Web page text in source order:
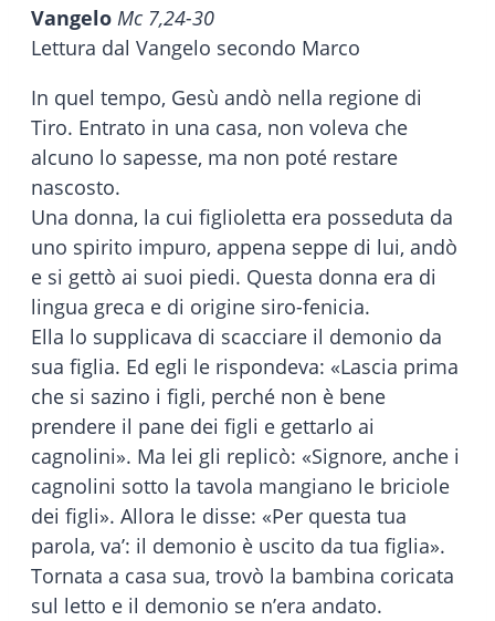
Vangelo Mc 7,24-30
Lettura dal Vangelo secondo Marco
In quel tempo, Gesù andò nella regione di
Tiro. Entrato in una casa, non voleva che
alcuno lo sapesse, ma non poté restare
nascosto.
Una donna, la cui figlioletta era posseduta da
uno spirito impuro, appena seppe di lui, andò
e si gettò ai suoi piedi. Questa donna era di
lingua greca e di origine siro-fenicia.
Ella lo supplicava di scacciare il demonio da
sua figlia. Ed egli le rispondeva: «Lascia prima
che si sazino i figli, perché non è bene
prendere il pane dei figli e gettarlo ai
cagnolini». Ma lei gli replicò: «Signore, anche i
cagnolini sotto la tavola mangiano le briciole
dei figli». Allora le disse: «Per questa tua
parola, va’: il demonio è uscito da tua figlia».
Tornata a casa sua, trovò la bambina coricata
sul letto e il demonio se n’era andato.